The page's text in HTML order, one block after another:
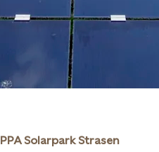
PPA Solarpark Strasen